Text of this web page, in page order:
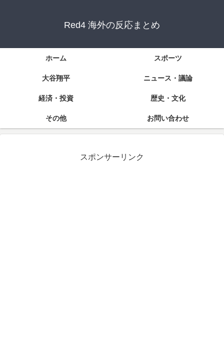
Red4 海外の反応まとめ
ホーム スポーツ
大谷翔平 ニュース・議論
経済・投資 歴史・文化
その他 お問い合わせ
スポンサーリンク